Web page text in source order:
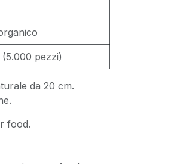
pezzi)
da 20 cm.
food.